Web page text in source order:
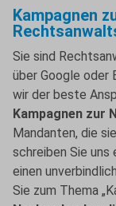
Kampagnen
Sie sind
über Google oder
wir der beste
Kampagnen zur
Mandanten, die
schreiben Sie uns
einen
Sie zum Thema